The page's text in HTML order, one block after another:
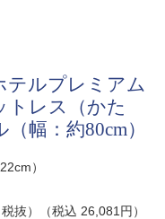
テルプレミアム
トレス（かた
幅：約80cm）
）
税抜）（税込 26,081円）